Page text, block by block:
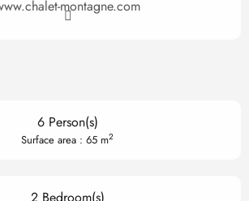
montagne.com
6 Person(s)
Surface area : 65 m2